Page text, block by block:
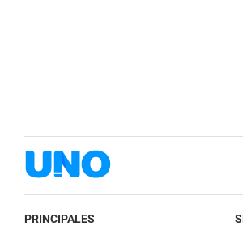
PRINCIPALES